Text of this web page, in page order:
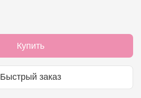
Купить
Быстрый заказ